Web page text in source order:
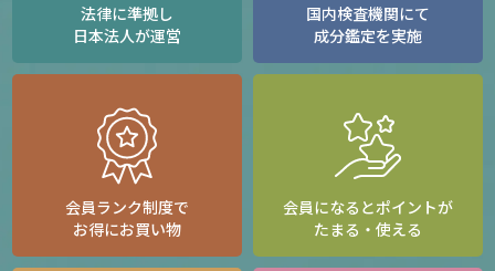
法律に準拠し
日本法人が運営
国内検査機関にて
成分鑑定を実施
会員ランク制度で
お得にお買い物
会員になるとポイントが
たまる・使える